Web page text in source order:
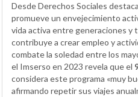
Desde Derechos Sociales
promueve un envejecimiento
vida activa entre generaciones
contribuye a crear empleo y
combate la soledad entre los
el Imserso en 2023 revela que el
considera este programa «muy
afirmando repetir sus viajes